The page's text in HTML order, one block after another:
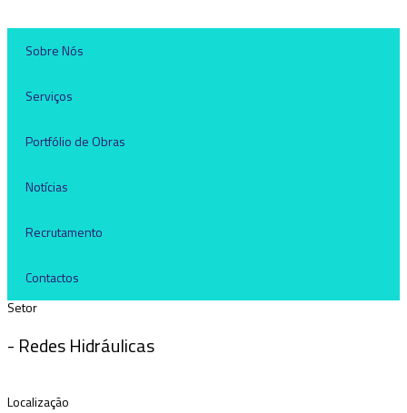
Sobre Nós
Serviços
Portfólio de Obras
Notícias
Recrutamento
Contactos
Setor
- Redes Hidráulicas
Localização